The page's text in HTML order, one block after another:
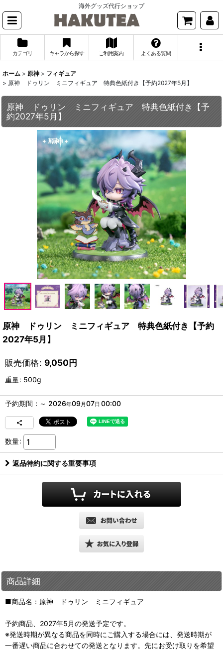
海外グッズ代行ショップ
カテゴリ キャラから探す ご利用案内 よくある質問
ホーム > 原神 > フィギュア
> 原神 ドゥリン ミニフィギュア 特典色紙付き【予約2027年5月】
原神 ドゥリン ミニフィギュア 特典色紙付き【予
約2027年5月】
原神 ドゥリン ミニフィギュア 特典色紙付き【予約
2027年5月】
販売価格: 9,050円
重量: 500g
予約期間 : ～ 2026年09 月07日 00:00
数量:
返品特約に関する重要事項
商品詳細
■商品名：原神 ドゥリン ミニフィギュア
予約商品、2027年5月の発送予定です。
※発送時期が異なる商品を同時にご購入する場合には、発送時期が
一番遅い商品に合わせての発送となります。先にお受け取りを希望